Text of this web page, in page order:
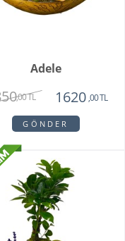
Adele
,00 TL 1620 ,00 TL
GÖNDER